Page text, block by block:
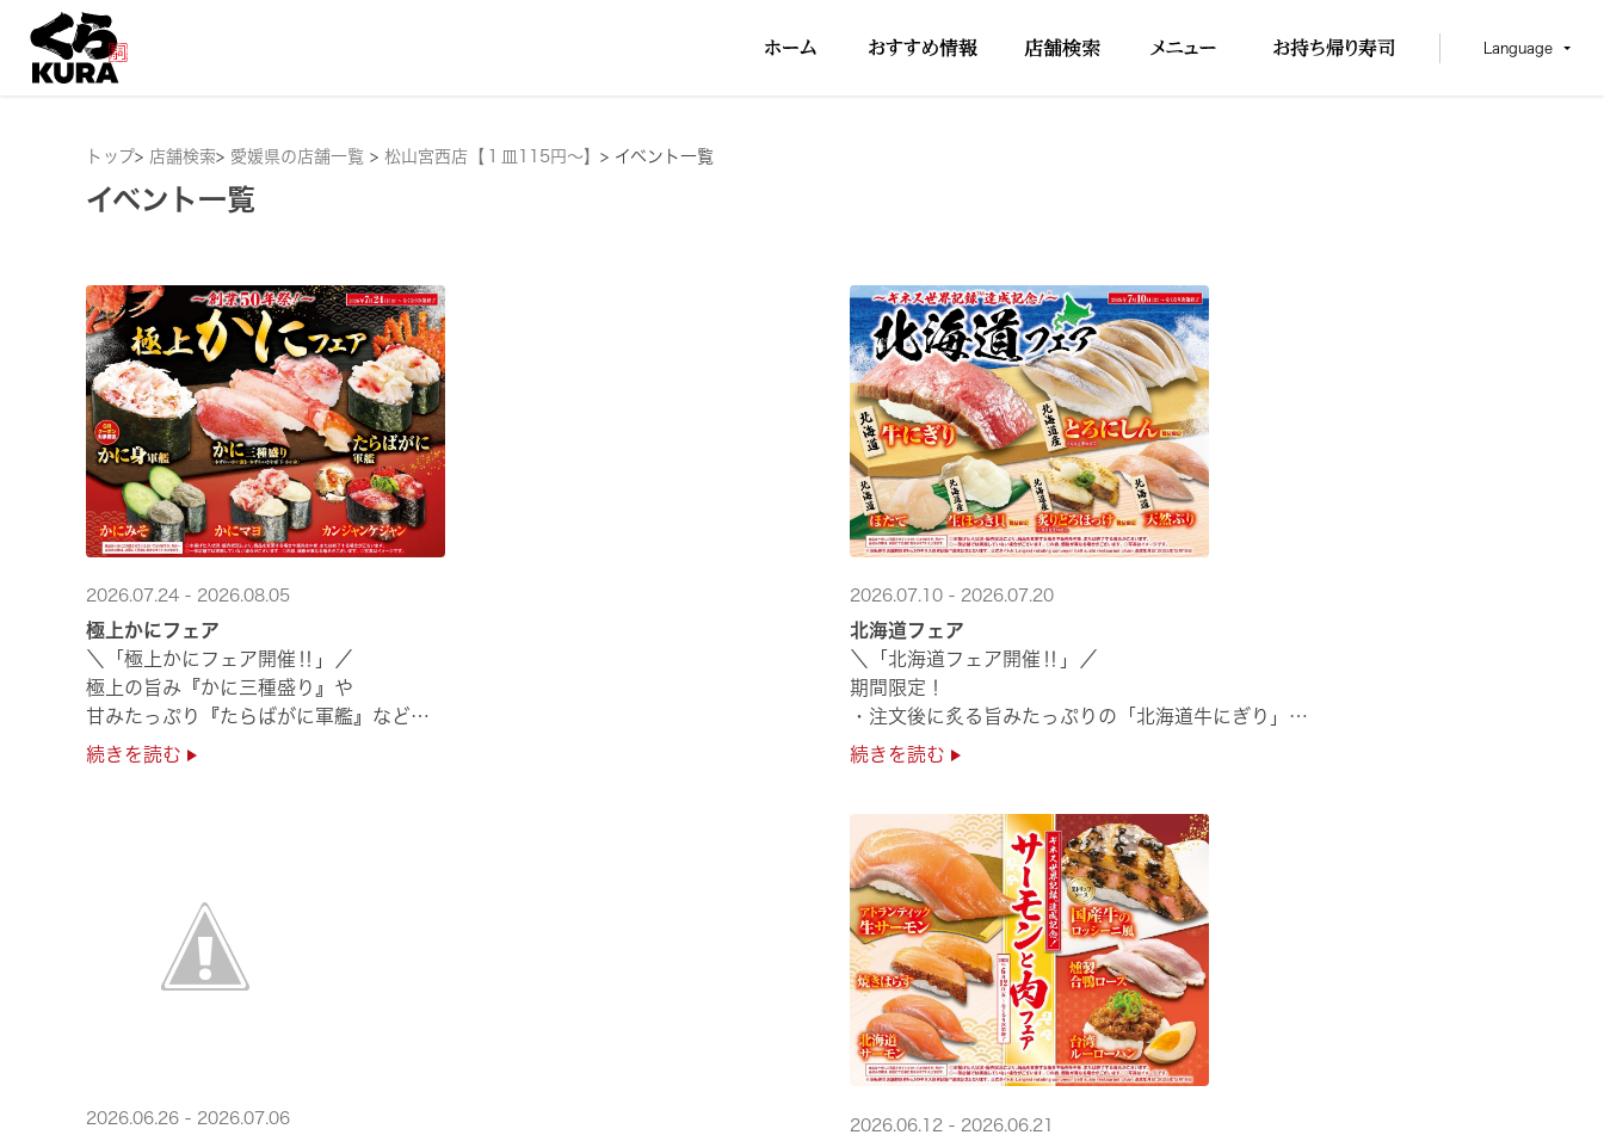
Language
トップ> 店舗検索> 愛媛県の店舗一覧 > 松山宮西店【１皿115円～】 > イベント一覧
イベント一覧
2026.07.24 - 2026.08.05
極上かにフェア
＼「極上かにフェア開催‼」／
極上の旨み『かに三種盛り』や
甘みたっぷり『たらばがに軍艦』など
絶品のかにを味わいつくせる！🦀
続きを読む
2026.07.10 - 2026.07.20
北海道フェア
＼「北海道フェア開催‼」／
期間限定！
・注文後に炙る旨みたっぷりの「北海道牛にぎり」
・濃厚な甘みの「北海道ほたて」
続きを読む
2026.06.26 - 2026.07.06 2026.06.12 - 2026.06.21